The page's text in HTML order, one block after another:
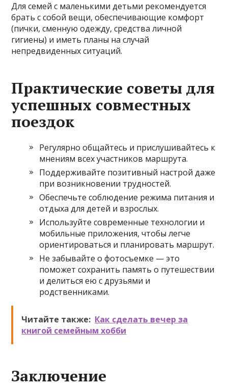
Для семей с маленькими детьми рекомендуется
брать с собой вещи, обеспечивающие комфорт
(пички, сменную одежду, средства личной
гигиены) и иметь планы на случай
непредвиденных ситуаций.
Практические советы для
успешных совместных
поездок
Регулярно общайтесь и прислушивайтесь к
мнениям всех участников маршрута.
Поддерживайте позитивный настрой даже
при возникновении трудностей.
Обеспечьте соблюдение режима питания и
отдыха для детей и взрослых.
Используйте современные технологии и
мобильные приложения, чтобы легче
ориентироваться и планировать маршрут.
Не забывайте о фотосъемке — это
поможет сохранить память о путешествии
и делиться ею с друзьями и
родственниками.
Читайте также: Как сделать вечер за
книгой семейным хобби
Заключение